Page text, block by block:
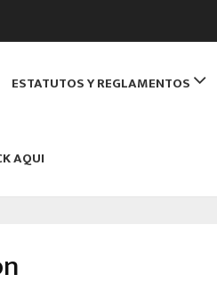
Monitores de Bridge
ESTATUTOS Y REGLAMENTOS
AQUI